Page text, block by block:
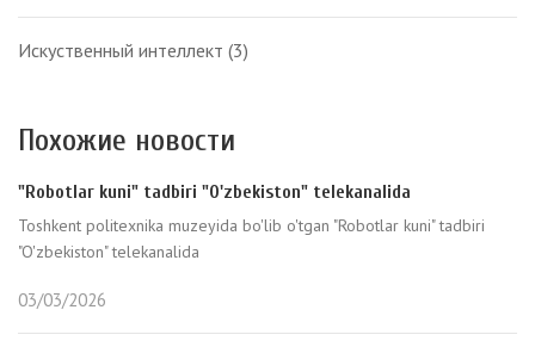
Искуственный интеллект (3)
Похожие новости
"Robotlar kuni" tadbiri "O'zbekiston" telekanalida
Toshkent politexnika muzeyida bo'lib o'tgan "Robotlar kuni" tadbiri
"O'zbekiston" telekanalida
03/03/2026